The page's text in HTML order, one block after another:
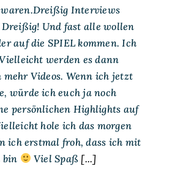
Interviews
Und fast alle wollen
auf die SPIEL kommen. Ich
werden es dann
mehr Videos. Wenn ich jetzt
würde ich euch ja noch
persönlichen Highlights auf
hole ich das morgen
ich erstmal froh, dass ich mit
bin
Viel Spaß [...]